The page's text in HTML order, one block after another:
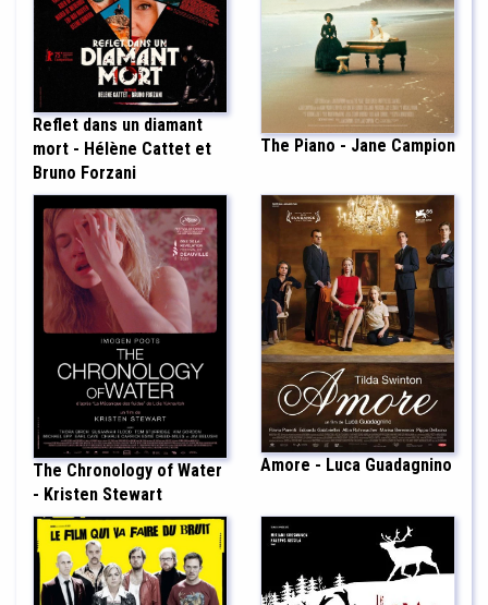
Reflet dans un diamant
mort - Hélène Cattet et
Bruno Forzani
The Piano - Jane Campion
The Chronology of Water
- Kristen Stewart
Amore - Luca Guadagnino